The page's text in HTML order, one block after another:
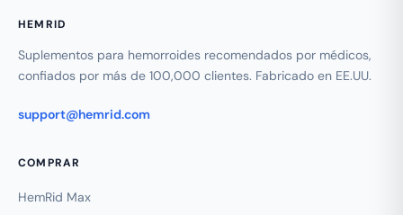
HEMRID
Suplementos para hemorroides recomendados por médicos,
confiados por más de 100,000 clientes. Fabricado en EE.UU.
support@hemrid.com
COMPRAR
HemRid Max